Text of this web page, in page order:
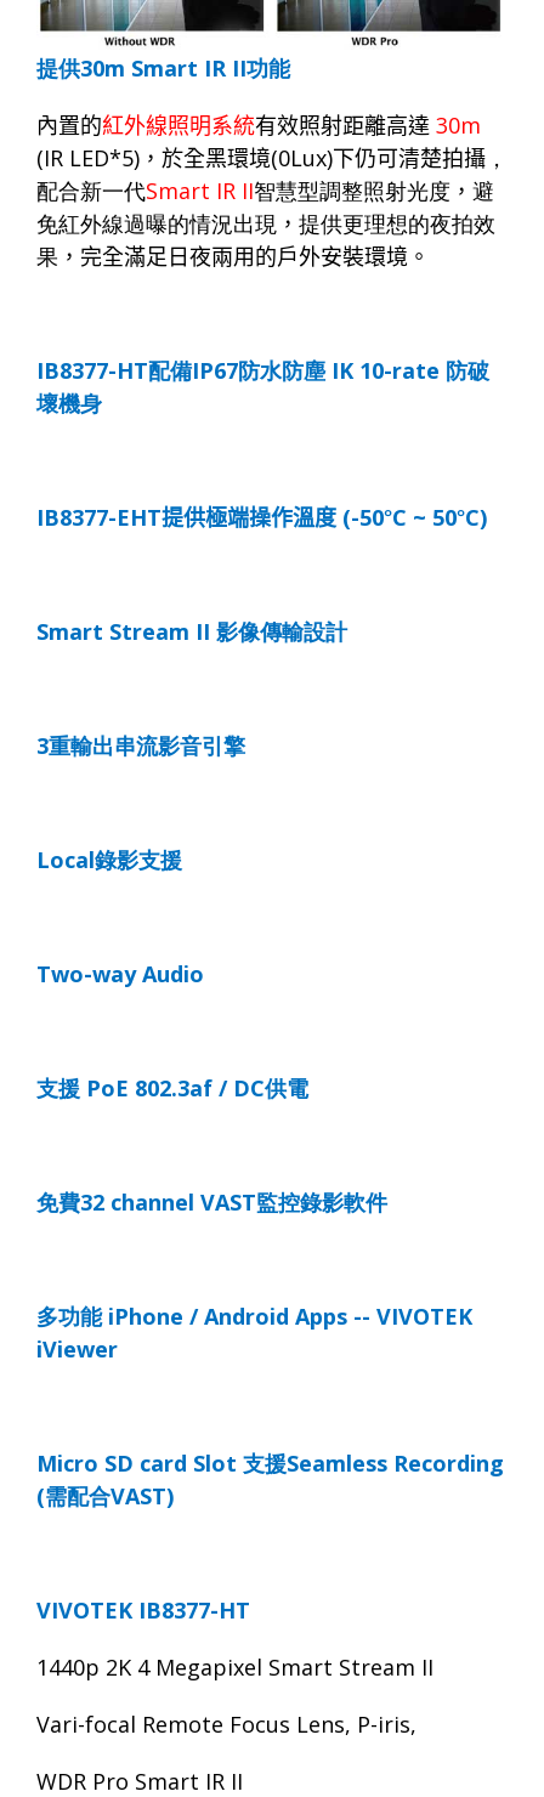
提供30m Smart IR II功能
內置的紅外線照明系統有效照射距離高達 30m
(IR LED*5) ，於全黑環境(0Lux)下仍可清楚拍攝 ，
配合新一代Smart IR II智慧型調整照射光度 ， 避
免紅外線過曝的情況出現 ， 提供更理想的夜拍效
果 ，完全滿足日夜兩用的戶外安裝環境。
IB8377-HT配備IP67防水防塵 IK 10-rate 防破
壞機身
IB8377-EHT提供極端操作溫度 (-50°C ~ 50°C)
Smart Stream II 影像傳輸設計
3重輸出串流影音引擎
Local錄影支援
Two-way Audio
支援 PoE 802.3af / DC供電
免費32 channel VAST監控錄影軟件
多功能iPhone / Android Apps -- VIVOTEK
iViewer
Micro SD card Slot 支援Seamless Recording
(需配合VAST)
VIVOTEK IB8377-HT
1440p 2K 4 Megapixel Smart Stream II
Vari-focal Remote Focus Lens, P-iris,
WDR Pro Smart IR II